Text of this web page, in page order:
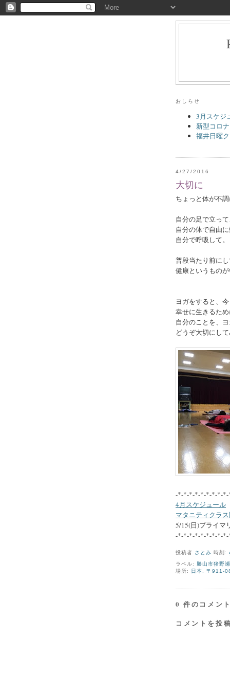
おしらせ
3月スケジ
新型コロ
福井日曜
4/27/2016
大切に
ちょっと体が不
自分の足で立っ
自分の体で自由
自分で呼吸して。
普段当たり前に
健康というもの
ヨガをすると、
幸せに生きるた
自分のことを、
どうぞ大切にし
-*-*-*-*-*-*-*-*-*-
4月スケジュール
マタニティクラ
5/15(日)プライマ
-*-*-*-*-*-*-*-*-*-
投稿者 さとみ 時刻:
ラベル:
勝山市猪野
場所: 日本, 〒911-
0 件のコメン
コメントを投